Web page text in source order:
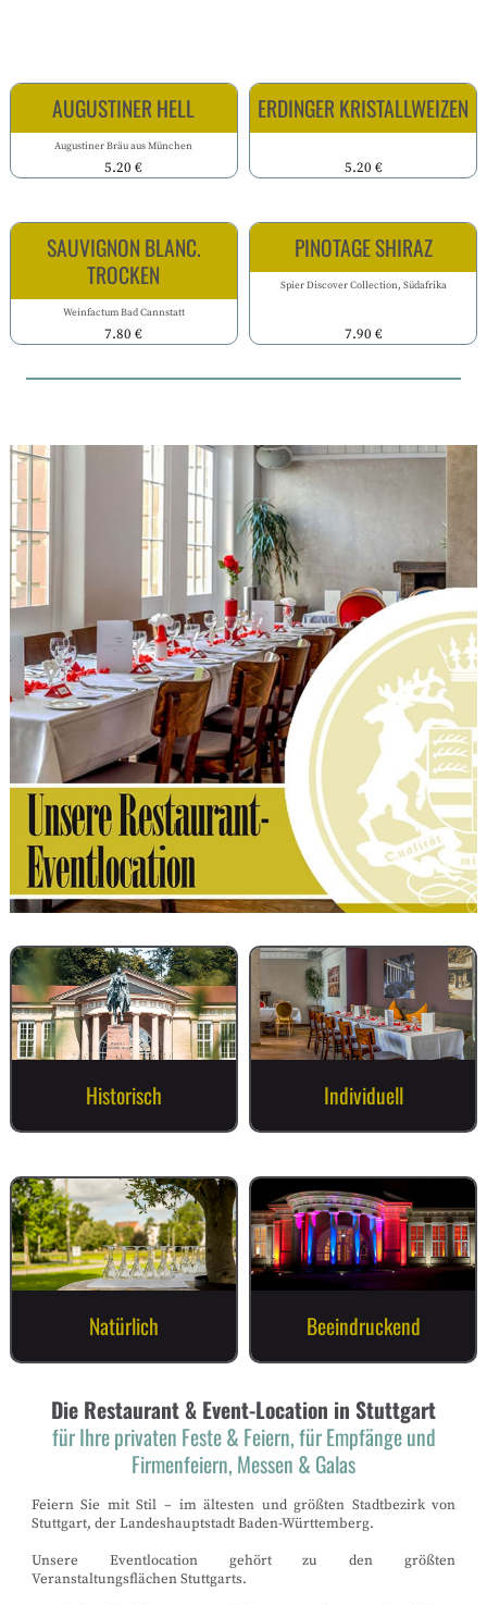
AUGUSTINER HELL
Augustiner Bräu aus München
5.20 €
ERDINGER KRISTALLWEIZEN
5.20 €
SAUVIGNON BLANC.
TROCKEN
Weinfactum Bad Cannstatt
7.80 €
PINOTAGE SHIRAZ
Spier Discover Collection, Südafrika
7.90 €
Historisch Individuell
Natürlich Beeindruckend
Die Restaurant & Event-Location in Stuttgart
für Ihre privaten Feste & Feiern, für Empfänge und
Firmenfeiern, Messen & Galas
Feiern Sie mit Stil – im ältesten und größten Stadtbezirk von
Stuttgart, der Landeshauptstadt Baden-Württemberg.
Unsere Eventlocation gehört zu den größten
Veranstaltungsflächen Stuttgarts.